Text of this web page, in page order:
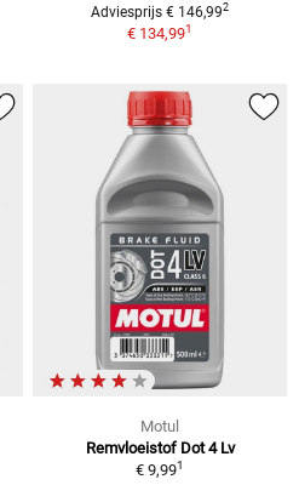
Adviesprijs € 146,992
€ 134,991
Motul
Remvloeistof Dot 4 Lv
€ 9,991